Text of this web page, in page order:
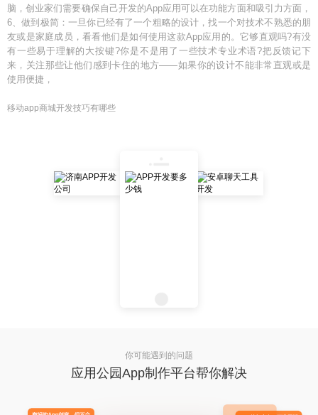
脑，创业家们需要确保自己开发的App应用可以在功能方面和吸引力方面，
6、做到极简：一旦你已经有了一个粗略的设计，找一个对技术不熟悉的朋
友或是家庭成员，看看他们是如何使用这款App应用的。它够直观吗?有没
有一些易于理解的大按键?你是不是用了一些技术专业术语?把反馈记下
来，关注那些让他们感到卡住的地方——如果你的设计不能非常直观或是
使用便捷，
移动app商城开发技巧有哪些
你可能遇到的问题
应用公园App制作平台帮你解决